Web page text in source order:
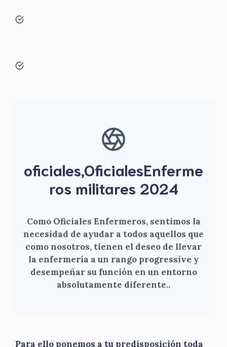
oficiales,OficialesEnferme
ros militares 2024
Como Oficiales Enfermeros, sentimos la
necesidad de ayudar a todos aquellos que
como nosotros, tienen el deseo de llevar
la enfermería a un rango progressive y
desempeñar su función en un entorno
absolutamente diferente..
Para ello ponemos a tu predisposición toda